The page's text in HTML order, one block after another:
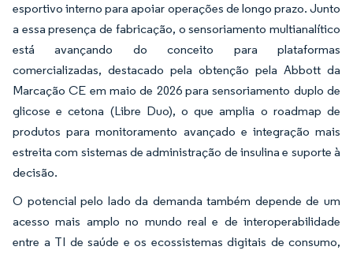
esportivo interno para apoiar operações de longo prazo. Junto
a essa presença de fabricação, o sensoriamento multianalítico
está avançando do conceito para plataformas
comercializadas, destacado pela obtenção pela Abbott da
Marcação CE em maio de 2026 para sensoriamento duplo de
glicose e cetona (Libre Duo), o que amplia o roadmap de
produtos para monitoramento avançado e integração mais
estreita com sistemas de administração de insulina e suporte à
decisão.
O potencial pelo lado da demanda também depende de um
acesso mais amplo no mundo real e de interoperabilidade
entre a TI de saúde e os ecossistemas digitais de consumo,